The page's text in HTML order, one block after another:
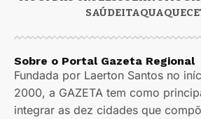
SAÚDE
Sobre o Portal Gazeta Regional
Fundada por Laerton Santos no
2000, a GAZETA tem como
integrar as dez cidades que